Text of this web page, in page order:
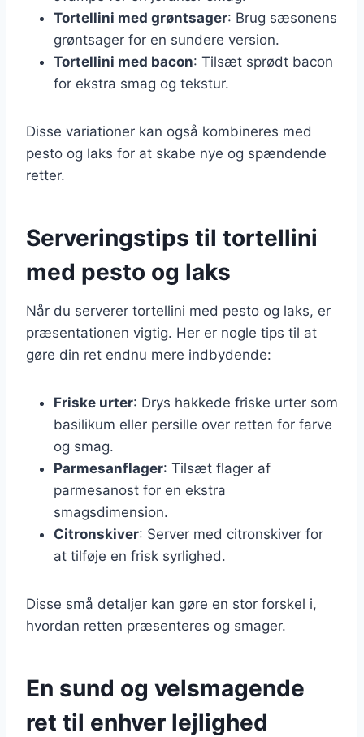
Tortellini med grøntsager: Brug sæsonens
grøntsager for en sundere version.
Tortellini med bacon: Tilsæt sprødt bacon
for ekstra smag og tekstur.
Disse variationer kan også kombineres med
pesto og laks for at skabe nye og spændende
retter.
Serveringstips til tortellini
med pesto og laks
Når du serverer tortellini med pesto og laks, er
præsentationen vigtig. Her er nogle tips til at
gøre din ret endnu mere indbydende:
Friske urter: Drys hakkede friske urter som
basilikum eller persille over retten for farve
og smag.
Parmesanflager: Tilsæt flager af
parmesanost for en ekstra
smagsdimension.
Citronskiver: Server med citronskiver for
at tilføje en frisk syrlighed.
Disse små detaljer kan gøre en stor forskel i,
hvordan retten præsenteres og smager.
En sund og velsmagende
ret til enhver lejlighed